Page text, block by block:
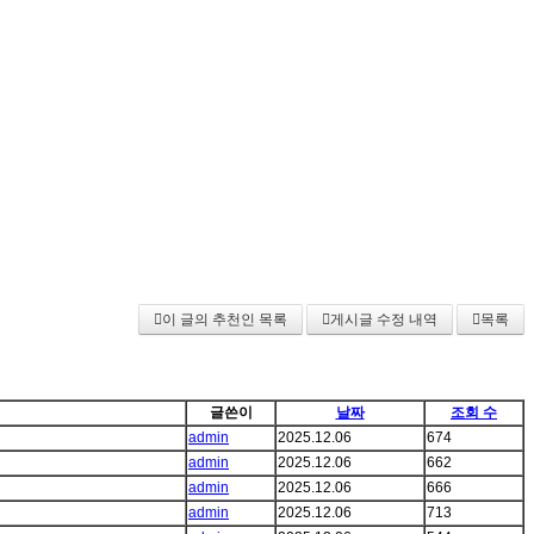
이 글의 추천인 목록 게시글 수정 내역 목록
글쓴이 날짜
조회 수
admin
2025.12.06
674
admin
2025.12.06
662
admin
2025.12.06
666
admin
2025.12.06
713